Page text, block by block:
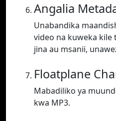
Angalia
Unabandika
video na kuweka kile
jina au msanii,
Floatplane
Mabadiliko ya
kwa MP3.